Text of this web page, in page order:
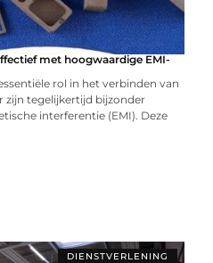
met hoogwaardige EMI-
rol in het verbinden van
zijn tegelijkertijd bijzonder
interferentie (EMI). Deze
DIENSTVERLENING